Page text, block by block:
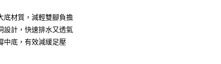
底材質，減輕雙腳負擔
設計，快速排水又透氣
中底，有效減緩足壓